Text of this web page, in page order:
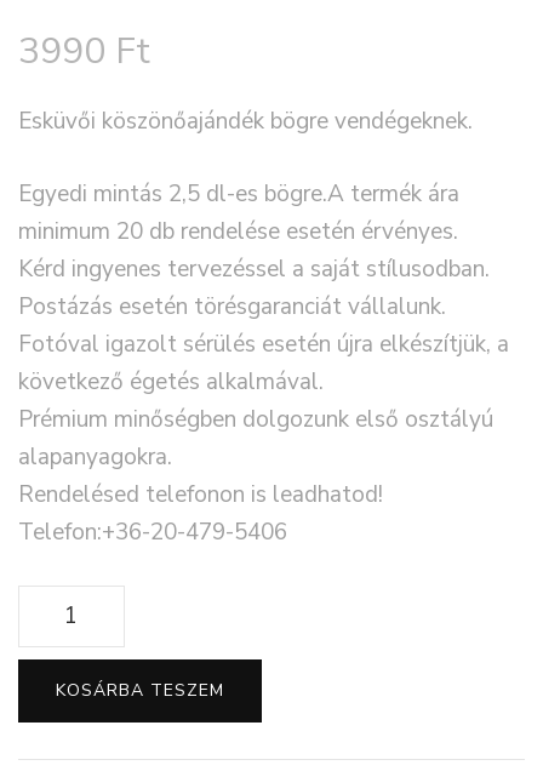
3990 Ft
Esküvői köszönőajándék bögre vendégeknek.
Egyedi mintás 2,5 dl-es bögre.A termék ára
minimum 20 db rendelése esetén érvényes.
Kérd ingyenes tervezéssel a saját stílusodban.
Postázás esetén törésgaranciát vállalunk.
Fotóval igazolt sérülés esetén újra elkészítjük, a
következő égetés alkalmával.
Prémium minőségben dolgozunk első osztályú
alapanyagokra.
Rendelésed telefonon is leadhatod!
Telefon:+36-20-479-5406
Egyedi
esküvői
köszönőajándék
bögre
vendégeknek
KOSÁRBA TESZEM